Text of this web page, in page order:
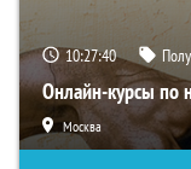
10:27:39
Онлайн-курсы по
Москва